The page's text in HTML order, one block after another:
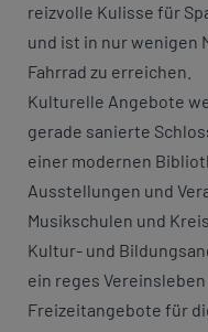
reizvolle Kulisse für
und ist in nur wenigen
Fahrrad zu erreichen.
Kulturelle Angebote
gerade sanierte
einer modernen
Ausstellungen und
Musikschulen und
Kultur- und
ein reges
Freizeitangebote für